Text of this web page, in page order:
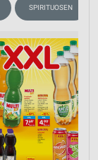
SPIRITUOSEN